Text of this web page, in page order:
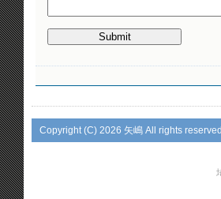
Copyright (C) 2026 矢嶋 All rights